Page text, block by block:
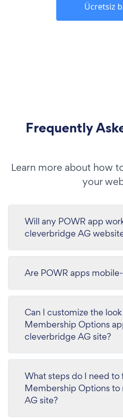
Ücretsiz
Frequently
Learn more about how
your
Will any POWR app
cleverbridge AG
Are POWR apps
Can I customize the
Membership Options
cleverbridge AG site?
What steps do I need to
Membership Options
AG site?